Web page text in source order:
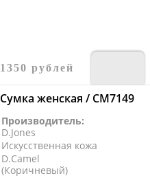
1350 рублей
Сумка женская / CM7149
Производитель:
D.Jones
Искусственная кожа
D.Camel
(Коричневый)